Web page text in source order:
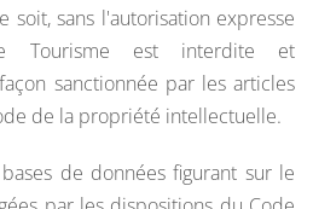
sans l'autorisation expresse
Tourisme est interdite et
sanctionnée par les articles
de la propriété intellectuelle.
de données figurant sur le